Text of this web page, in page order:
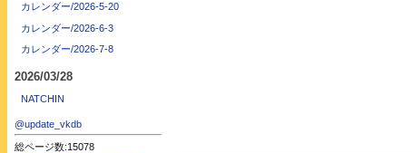
カレンダー/2026-5-20
カレンダー/2026-6-3
カレンダー/2026-7-8
2026/03/28
NATCHIN
@update_vkdb
総ページ数:15078